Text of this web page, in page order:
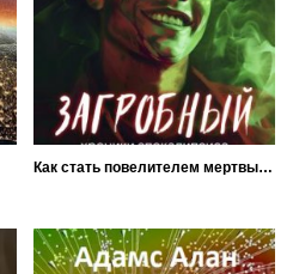
Как стать повелителем мертвых. Загробный